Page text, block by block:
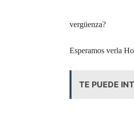
vergüenza?
Esperamos verla
TE PUEDE